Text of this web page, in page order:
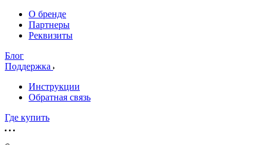
О бренде
Партнеры
Реквизиты
Блог
Поддержка
Инструкции
Обратная связь
Где купить